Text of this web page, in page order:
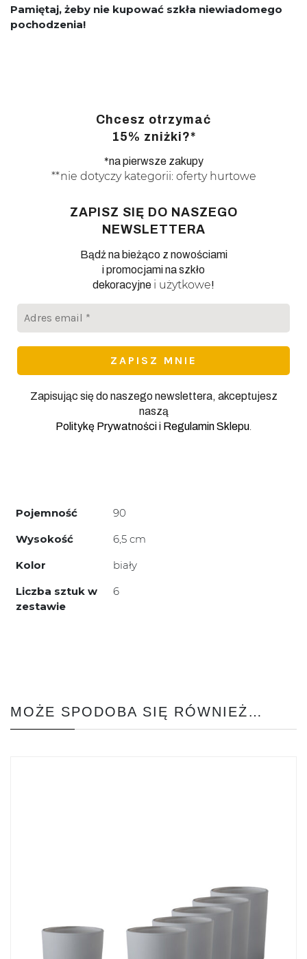
Pamiętaj, żeby nie kupować szkła niewiadomego
pochodzenia!
Chcesz otrzymać
15% zniżki?*
*na pierwsze zakupy
**nie dotyczy kategorii: oferty hurtowe
ZAPISZ SIĘ DO NASZEGO
NEWSLETTERA
Bądź na bieżąco z nowościami
i promocjami na szkło
dekoracyjne i użytkowe!
Zapisując się do naszego newslettera, akceptujesz
naszą
Politykę Prywatnościi Regulamin Sklepu
Pojemność
90
Wysokość
6,5 cm
Kolor
biały
Liczba sztuk w
zestawie
6
MOŻE SPODOBA SIĘ RÓWNIEŻ…